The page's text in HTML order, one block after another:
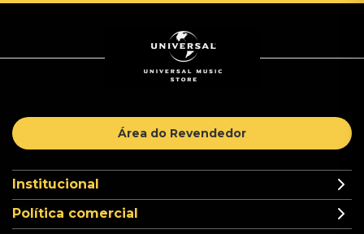
Área do Revendedor
Institucional
Política comercial